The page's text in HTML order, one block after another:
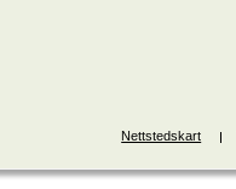
Nettstedskart